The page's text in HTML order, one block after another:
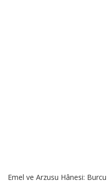
Emel ve Arzusu Hânesi: